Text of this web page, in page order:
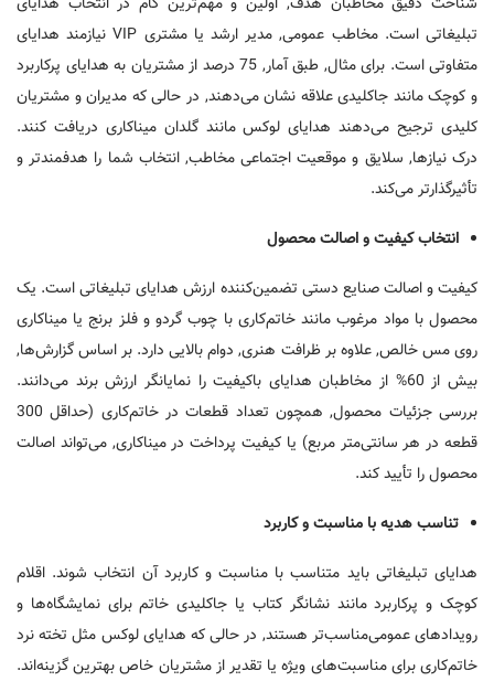
تبلیغاتی است. مخاطب عمومی, مدیر ارشد یا مشتری VIP نیازمند هدایای
متفاوتی است. برای مثال, طبق آمار, 75 درصد از مشتریان به هدایای پرکاربرد
و کوچک مانند جاکلیدی علاقه نشان می‌دهند, در حالی که مدیران و مشتریان
کلیدی ترجیح می‌دهند هدایای لوکس مانند گلدان میناکاری دریافت کنند.
درک نیازها, سلایق و موقعیت اجتماعی مخاطب, انتخاب شما را هدفمندتر و
تأثیرگذارتر می‌کند.
انتخاب کیفیت و اصالت محصول
کیفیت و اصالت صنایع دستی تضمین‌کننده ارزش هدایای تبلیغاتی است. یک
محصول با مواد مرغوب مانند خاتم‌کاری با چوب گردو و فلز برنج یا میناکاری
روی مس خالص, علاوه بر ظرافت هنری, دوام بالایی دارد. بر اساس گزارش‌ها,
بیش از 60% از مخاطبان هدایای باکیفیت را نمایانگر ارزش برند می‌دانند.
بررسی جزئیات محصول, همچون تعداد قطعات در خاتم‌کاری (حداقل 300
قطعه در هر سانتی‌متر مربع) یا کیفیت پرداخت در میناکاری, می‌تواند اصالت
محصول را تأیید کند.
تناسب هدیه با مناسبت و کاربرد
هدایای تبلیغاتی باید متناسب با مناسبت و کاربرد آن انتخاب شوند. اقلام
کوچک و پرکاربرد مانند نشانگر کتاب یا جاکلیدی خاتم برای نمایشگاه‌ها و
رویدادهای عمومی‌مناسب‌تر هستند, در حالی که هدایای لوکس مثل تخته نرد
خاتم‌کاری برای مناسبت‌های ویژه یا تقدیر از مشتریان خاص بهترین گزینه‌اند.